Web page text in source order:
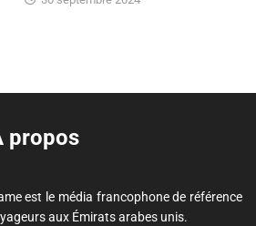
propos
est le média francophone de référence
aux Émirats arabes unis.